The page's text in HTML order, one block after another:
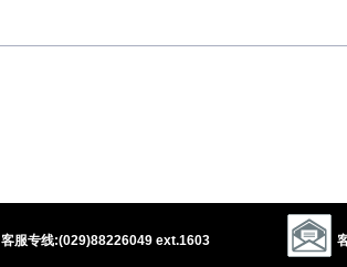
客服专线:(029)88226049 ext.1603